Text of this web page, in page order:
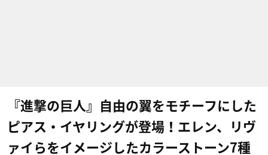
『進撃の巨人』自由の翼をモチーフにした
ピアス・イヤリングが登場！エレン、リヴ
ァイらをイメージしたカラーストーン7種